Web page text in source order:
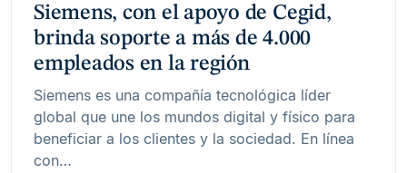
Siemens, con el apoyo de Cegid,
brinda soporte a más de 4.000
empleados en la región
Siemens es una compañía tecnológica líder
global que une los mundos digital y físico para
beneficiar a los clientes y la sociedad. En línea
con…